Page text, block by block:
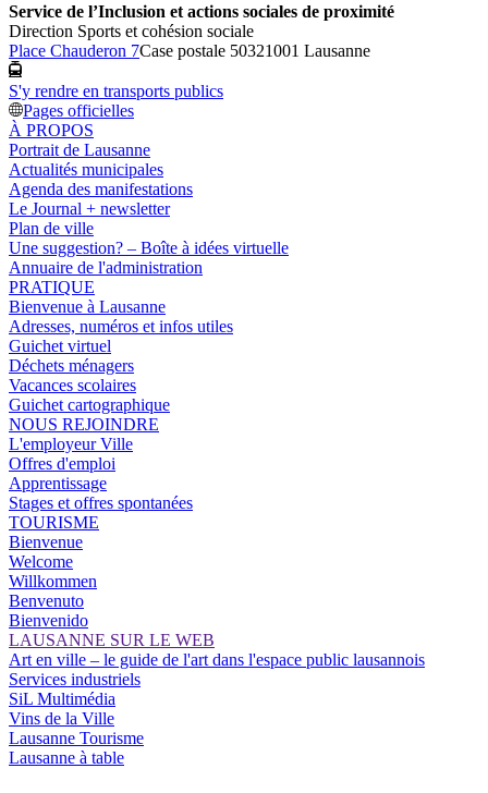
Service de l’Inclusion et actions sociales de proximité
Direction Sports et cohésion sociale
Place Chauderon 7Case postale 50321001 Lausanne
S'y rendre en transports publics
Pages officielles
À PROPOS
Portrait de Lausanne
Actualités municipales
Agenda des manifestations
Le Journal + newsletter
Plan de ville
Une suggestion? – Boîte à idées virtuelle
Annuaire de l'administration
PRATIQUE
Bienvenue à Lausanne
Adresses, numéros et infos utiles
Guichet virtuel
Déchets ménagers
Vacances scolaires
Guichet cartographique
NOUS REJOINDRE
L'employeur Ville
Offres d'emploi
Apprentissage
Stages et offres spontanées
TOURISME
Bienvenue
Welcome
Willkommen
Benvenuto
Bienvenido
LAUSANNE SUR LE WEB
Art en ville – le guide de l'art dans l'espace public lausannois
Services industriels
SiL Multimédia
Vins de la Ville
Lausanne Tourisme
Lausanne à table